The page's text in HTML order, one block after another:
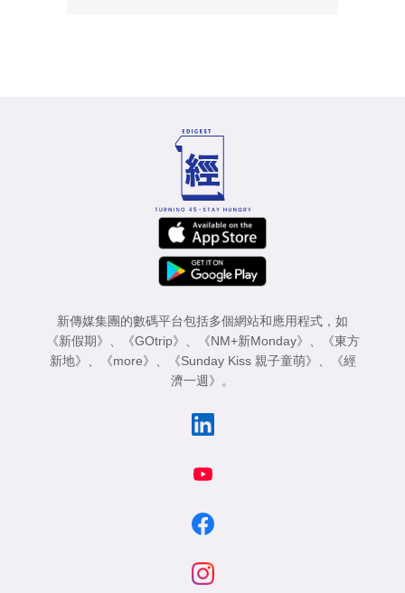
新傳媒集團的數碼平台包括多個網站和應用程式，如
《新假期》
《GOtrip》 《NM+新Monday》
《東方
新地》
《more》 《Sunday Kiss 親子童萌》
《經
濟一週》
。